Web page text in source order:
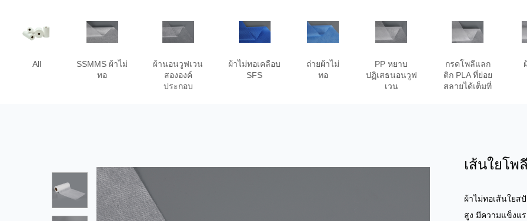
All
SSMMS ผ้าไม่
ทอ
ผ้านอนวูฟเวน
สององค์
ประกอบ
ผ้าไม่ทอเคลือบ
SFS
ถ่ายผ้าไม่
ทอ
PP หยาบ
ปฏิเสธนอนวูฟ
เวน
กรดโพลีแลก
ติก PLA ที่ย่อย
สลายได้เต็มที่
เส้นใยโพ
ผ้าไม่ทอเส้นใยส
สูง มีความแข็งแ